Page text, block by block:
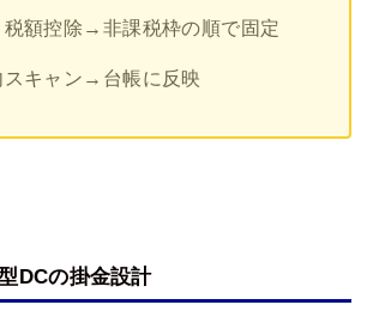
額控除→非課税枠の順で固定
スキャン→台帳に反映
DCの掛金設計